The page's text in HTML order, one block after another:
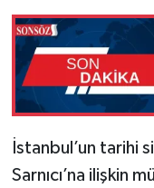
İstanbul’un tarihi
Sarnıcı’na ilişkin
Seri İlan
Siyaset
Sokak
Sonsöz Özel